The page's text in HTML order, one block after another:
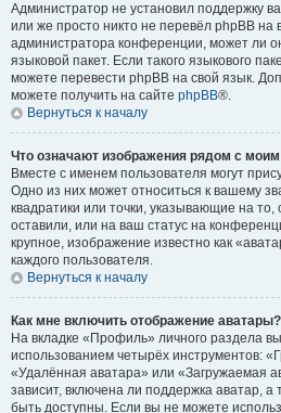
Администратор не установил поддержку
или же просто никто не перевёл phpBB на
администратора конференции, может ли
языковой пакет. Если такого языкового
можете перевести phpBB на свой язык.
можете получить на сайте phpBB®.
Вернуться к началу
Что означают изображения рядом с
Вместе с именем пользователя могут
Одно из них может относиться к вашему
квадратики или точки, указывающие на то,
оставили, или на ваш статус на
крупное, изображение известно как
каждого пользователя.
Вернуться к началу
Как мне включить отображение аватары?
На вкладке «Профиль» личного раздела
использованием четырёх инструментов:
«Удалённая аватара» или «Загружаемая
зависит, включена ли поддержка аватар, а
быть доступны. Если вы не можете